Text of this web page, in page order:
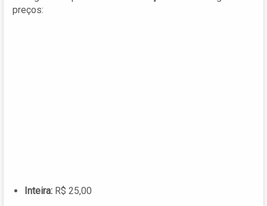
preços:
Inteira: R$ 25,00